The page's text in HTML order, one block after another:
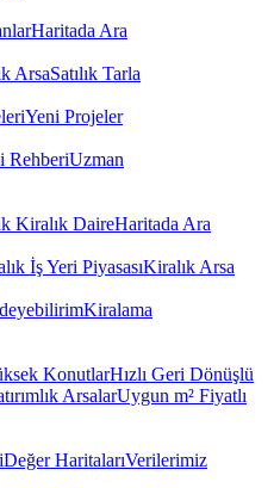
Haritada Ara
ArsaSatılık Tarla
Yeni Projeler
RehberiUzman
Kiralık DaireHaritada Ara
İş Yeri PiyasasıKiralık Arsa
Kiralama
KonutlarHızlı Geri Dönüşlü
ArsalarUygun m² Fiyatlı
Değer HaritalarıVerilerimiz